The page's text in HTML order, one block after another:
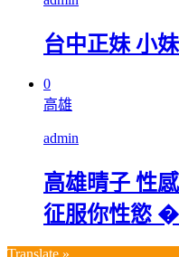
台中正妹 小
0
高雄
admin
高雄晴子 性
征服你性慾
Translate »